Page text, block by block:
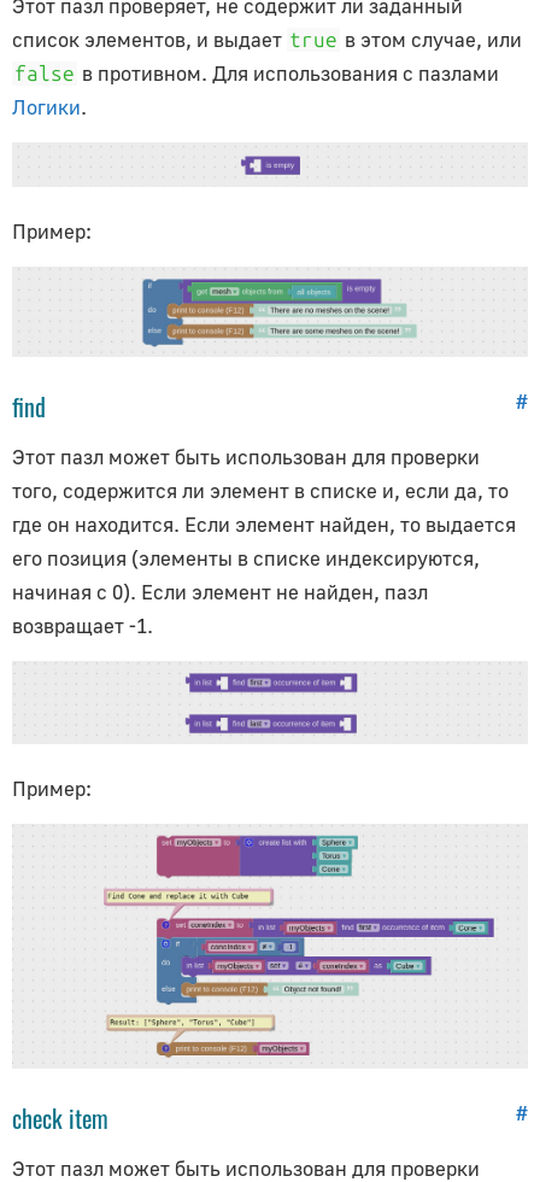
список элементов, и выдает true в этом случае, или
false в противном. Для использования с пазлами
Логики.
Пример:
#
find
Этот пазл может быть использован для проверки
того, содержится ли элемент в списке и, если да, то
где он находится. Если элемент найден, то выдается
его позиция (элементы в списке индексируются,
начиная с 0). Если элемент не найден, пазл
возвращает -1.
Пример:
#
check item
Этот пазл может быть использован для проверки